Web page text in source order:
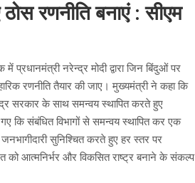
ठोस रणनीति बनाएं : सीएम
प्रधानमंत्री नरेन्द्र मोदी द्वारा जिन बिंदुओं पर
रणनीति तैयार की जाए। मुख्यमंत्री ने कहा कि
सरकार के साथ समन्वय स्थापित करते हुए
कि संबंधित विभागों से समन्वय स्थापित कर एक
सुनिश्चित करते हुए हर स्तर पर
को आत्मनिर्भर और विकसित राष्ट्र बनाने के संकल्प